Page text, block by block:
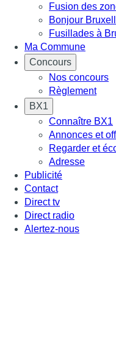
Fusion des
Bonjour
Fusillades à
Ma Commune
Concours
Nos concours
Règlement
BX1
Connaître BX1
Annonces et
Regarder et
Adresse
Publicité
Contact
Direct tv
Direct radio
Alertez-nous